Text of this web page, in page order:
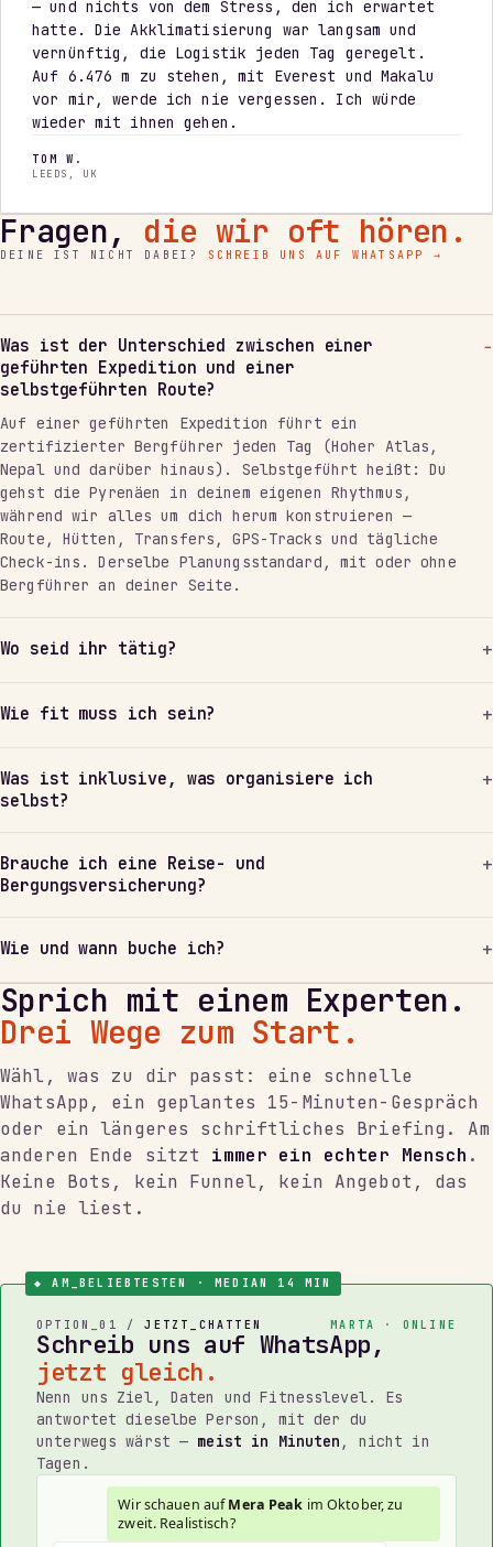
— und nichts von dem Stress, den ich erwartet
hatte. Die Akklimatisierung war langsam und
vernünftig, die Logistik jeden Tag geregelt.
Auf 6.476 m zu stehen, mit Everest und Makalu
vor mir, werde ich nie vergessen. Ich würde
wieder mit ihnen gehen.
TOM W.
LEEDS, UK
Fragen, die wir oft hören.
DEINE IST NICHT DABEI? SCHREIB UNS AUF WHATSAPP →
Was ist der Unterschied zwischen einer
geführten Expedition und einer
selbstgeführten Route?
Auf einer geführten Expedition führt ein
zertifizierter Bergführer jeden Tag (Hoher Atlas,
Nepal und darüber hinaus). Selbstgeführt heißt: Du
gehst die Pyrenäen in deinem eigenen Rhythmus,
während wir alles um dich herum konstruieren —
Route, Hütten, Transfers, GPS-Tracks und tägliche
Check-ins. Derselbe Planungsstandard, mit oder ohne
Bergführer an deiner Seite.
Wo seid ihr tätig?
Wie fit muss ich sein?
Was ist inklusive, was organisiere ich
selbst?
Brauche ich eine Reise- und
Bergungsversicherung?
Wie und wann buche ich?
Sprich mit einem Experten.
Drei Wege zum Start.
Wähl, was zu dir passt: eine schnelle
WhatsApp, ein geplantes 15-Minuten-Gespräch
oder ein längeres schriftliches Briefing. Am
anderen Ende sitzt immer ein echter Mensch .
Keine Bots, kein Funnel, kein Angebot, das
du nie liest.
◆ AM_BELIEBTESTEN · MEDIAN 14 MIN
OPTION_01 /JETZT_CHATTEN MARTA · ONLINE
Schreib uns auf WhatsApp,
jetzt gleich.
Nenn uns Ziel, Daten und Fitnesslevel. Es
antwortet dieselbe Person, mit der du
unterwegs wärst — meist in Minuten , nicht in
Tagen.
Wir schauen aufMera Peak im Oktober, zu
zweit. Realistisch?